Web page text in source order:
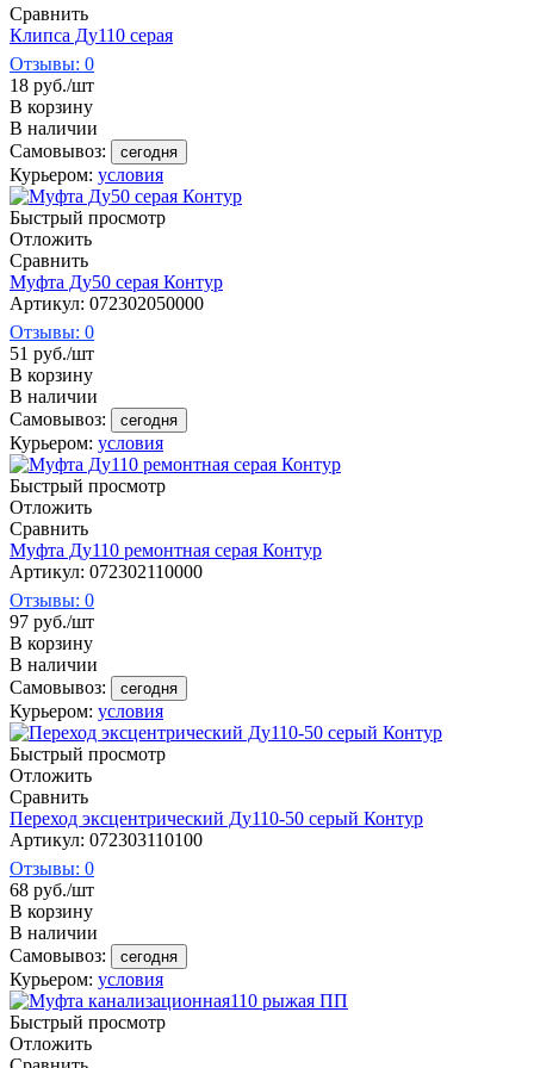
Сравнить
Клипса Ду110 серая
Отзывы: 0
18 руб./шт
В корзину
В наличии
Самовывоз:
сегодня
Курьером: условия
Быстрый просмотр
Отложить
Сравнить
Муфта Ду50 серая Контур
Артикул: 072302050000
Отзывы: 0
51 руб./шт
В корзину
В наличии
Самовывоз:
сегодня
Курьером: условия
Быстрый просмотр
Отложить
Сравнить
Муфта Ду110 ремонтная серая Контур
Артикул: 072302110000
Отзывы: 0
97 руб./шт
В корзину
В наличии
Самовывоз:
сегодня
Курьером: условия
Быстрый просмотр
Отложить
Сравнить
Переход эксцентрический Ду110-50 серый Контур
Артикул: 072303110100
Отзывы: 0
68 руб./шт
В корзину
В наличии
Самовывоз:
сегодня
Курьером: условия
Быстрый просмотр
Отложить